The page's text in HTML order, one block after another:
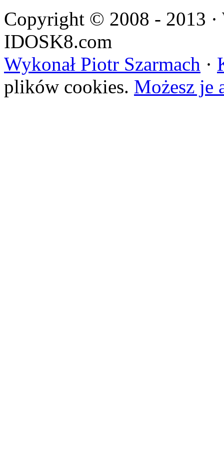
Copyright © 2008 - 2013 ·
IDOSK8.com
Wykonał Piotr Szarmach ·
plików cookies. Możesz je